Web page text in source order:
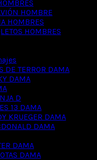
HOMBRE
HOMBRES
HOMBRES
DE TERROR DAMA
DAMA
D
13 DAMA
KRUEGER DAMA
DAMA
DAMA
DAMA